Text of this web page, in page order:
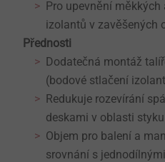
Pro upevnění měkkých
izolantů v zavěšených
Přednosti
Dodatečná montáž
(bodové stlačení
Redukuje rozevírání
deskami v oblasti styku
Objem pro balení a
srovnání s